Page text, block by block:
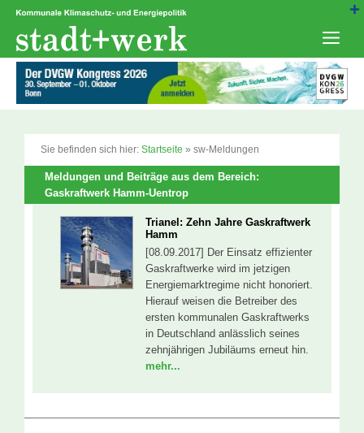
Zum
springen
Sie befinden sich hier: Startseite » sw-Meldungen
Meldungen und Beiträge aus dem Bereich:
Gaskraftwerk Hamm-Uentrop
Trianel: Zehn Jahre Gaskraftwerk
Hamm
[08.09.2017] Der Einsatz effizienter
Gaskraftwerke wird im jetzigen
Energiemarktregime nicht honoriert.
Hierauf weisen die Betreiber des
ersten kommunalen Gaskraftwerks
in Deutschland anlässlich seines
zehnjährigen Jubiläums erneut hin.
mehr...